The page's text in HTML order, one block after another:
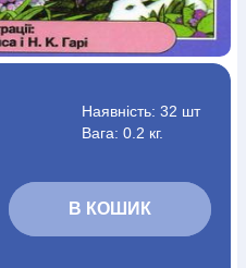
за номером:+38
Наявність: 32 шт
Вага: 0.2 кг.
В КОШИК